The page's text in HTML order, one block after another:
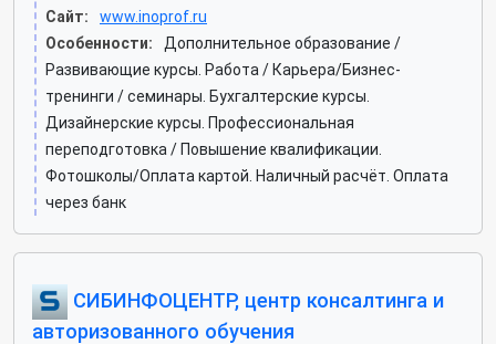
Сайт:
www.inoprof.ru
Особенности:
Дополнительное образование /
Развивающие курсы. Работа / Карьера/Бизнес-
тренинги / семинары. Бухгалтерские курсы.
Дизайнерские курсы. Профессиональная
переподготовка / Повышение квалификации.
Фотошколы/Оплата картой. Наличный расчёт. Оплата
через банк
СИБИНФОЦЕНТР, центр консалтинга и
авторизованного обучения